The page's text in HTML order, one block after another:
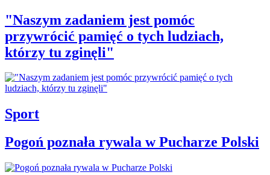
"Naszym zadaniem jest pomóc
przywrócić pamięć o tych ludziach,
którzy tu zginęli"
Sport
Pogoń poznała rywala w Pucharze Polski